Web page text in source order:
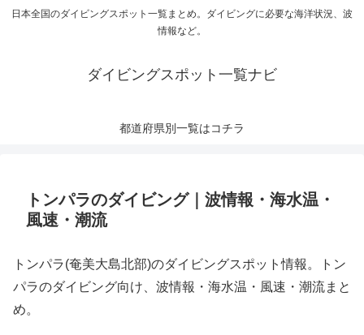
日本全国のダイビングスポット一覧まとめ。ダイビングに必要な海洋状況、波
情報など。
ダイビングスポット一覧ナビ
都道府県別一覧はコチラ
トンパラのダイビング｜波情報・海水温・
風速・潮流
トンパラ(奄美大島北部)のダイビングスポット情報。トン
パラのダイビング向け、波情報・海水温・風速・潮流まと
め。